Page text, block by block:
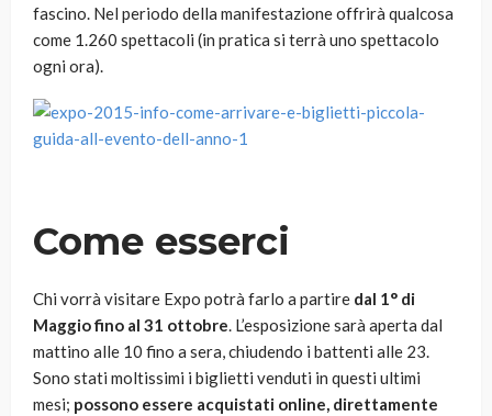
fascino. Nel periodo della manifestazione offrirà qualcosa
come 1.260 spettacoli (in pratica si terrà uno spettacolo
ogni ora).
Come esserci
Chi vorrà visitare Expo potrà farlo a partire dal 1° di
Maggio fino al 31 ottobre. L’esposizione sarà aperta dal
mattino alle 10 fino a sera, chiudendo i battenti alle 23.
Sono stati moltissimi i biglietti venduti in questi ultimi
mesi; possono essere acquistati online, direttamente